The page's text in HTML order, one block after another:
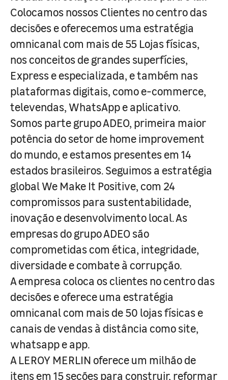
Colocamos nossos Clientes no centro das
decisões e oferecemos uma estratégia
omnicanal com mais de 55 Lojas físicas,
nos conceitos de grandes superfícies,
Express e especializada, e também nas
plataformas digitais, como e-commerce,
televendas, WhatsApp e aplicativo.
Somos parte grupo ADEO, primeira maior
potência do setor de home improvement
do mundo, e estamos presentes em 14
estados brasileiros. Seguimos a estratégia
global We Make It Positive, com 24
compromissos para sustentabilidade,
inovação e desenvolvimento local. As
empresas do grupo ADEO são
comprometidas com ética, integridade,
diversidade e combate à corrupção.
A empresa coloca os clientes no centro das
decisões e oferece uma estratégia
omnicanal com mais de 50 lojas físicas e
canais de vendas à distância como site,
whatsapp e app.
A LEROY MERLIN oferece um milhão de
itens em 15 seções para construir, reformar